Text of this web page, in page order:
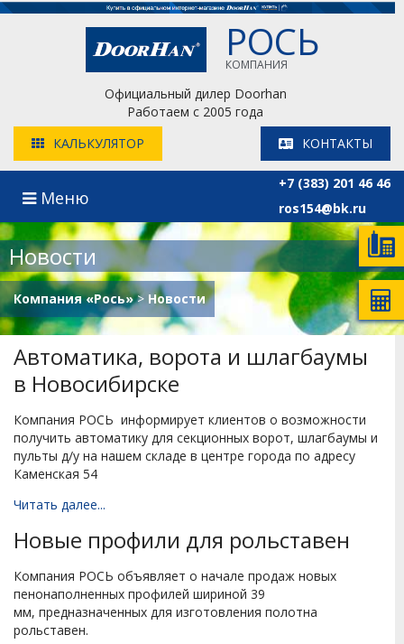
РОСЬ
КОМПАНИЯ
Официальный дилер Doorhan
Работаем с 2005 года
КАЛЬКУЛЯТОР
КОНТАКТЫ
Меню
+7 (383) 201 46 46
ros154@bk.ru
Новости
Компания «Рось»> Новости
Автоматика, ворота и шлагбаумы
в Новосибирске
Компания РОСЬ информирует клиентов о возможности
получить автоматику для секционных ворот, шлагбаумы и
пульты д/у на нашем складе в центре города по адресу
Каменская 54
Читать далее...
Новые профили для рольставен
Компания РОСЬ объявляет о начале продаж новых
пенонаполненных профилей шириной 39
мм, предназначенных для изготовления полотна
рольставен.